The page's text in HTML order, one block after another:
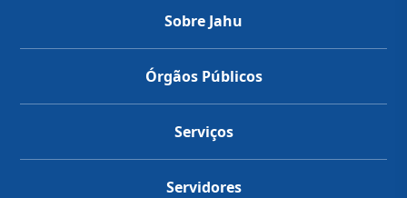
Sobre Jahu
Órgãos Públicos
Serviços
Servidores